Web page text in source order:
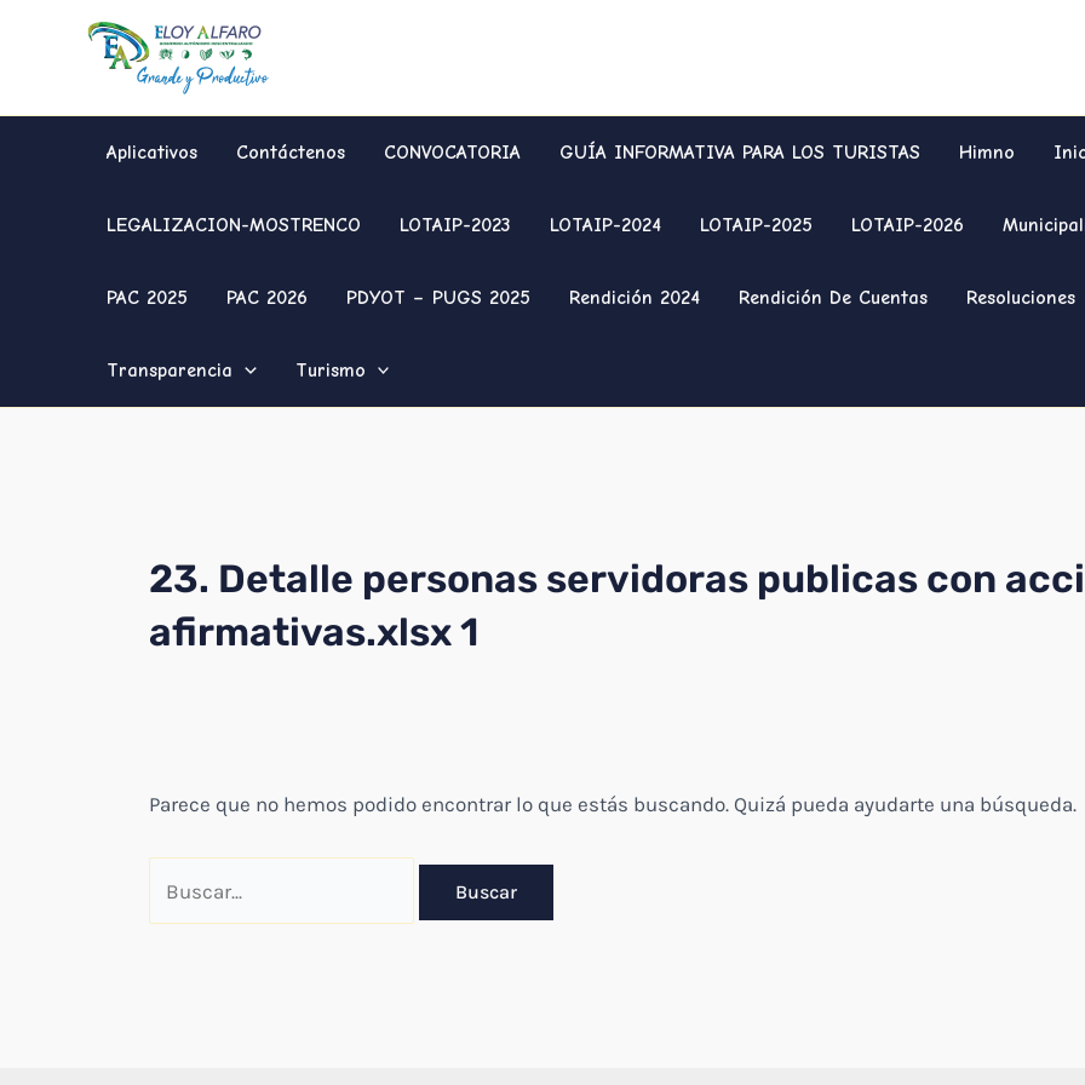
Aplicativos Contáctenos CONVOCATORIA GUÍA INFORMATIVA PARA LOS TURISTAS Himno
LEGALIZACION-MOSTRENCO LOTAIP-2023 LOTAIP-2024 LOTAIP-2025 LOTAIP-2026
PAC 2025 PAC 2026 PDYOT – PUGS 2025 Rendición 2024 Rendición De Cuentas Resoluciones
Transparencia Turismo
23. Detalle personas servidoras publicas con
afirmativas.xlsx 1
Parece que no hemos podido encontrar lo que estás buscando. Quizá pueda ayudarte una búsqueda.
por: